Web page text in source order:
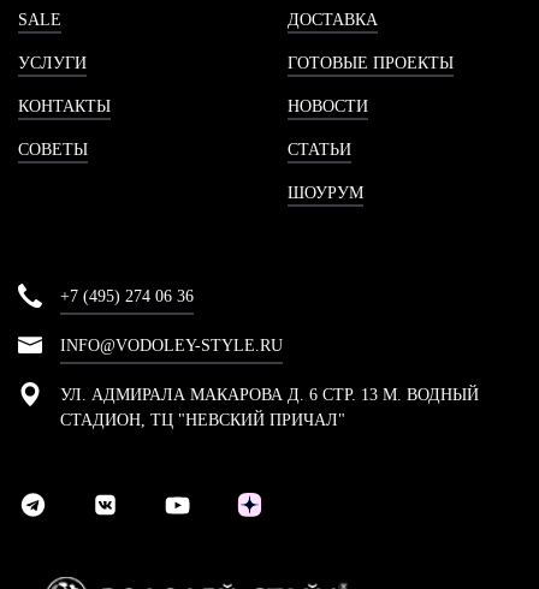
SALE
УСЛУГИ
КОНТАКТЫ
СОВЕТЫ
ДОСТАВКА
ГОТОВЫЕ ПРОЕКТЫ
НОВОСТИ
СТАТЬИ
ШОУРУМ
+7 (495) 274 06 36
INFO@VODOLEY-STYLE.RU
УЛ. АДМИРАЛА МАКАРОВА Д. 6 СТР. 13 М. ВОДНЫЙ
СТАДИОН, ТЦ "НЕВСКИЙ ПРИЧАЛ"